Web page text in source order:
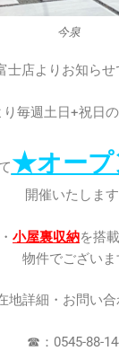
今泉
士店よりお知らせ
毎週土日+祝日の
★オー
開催いたしま
・ 小屋裏収納を搭
物件でございま
地詳細・お問い
☎：0545-88-